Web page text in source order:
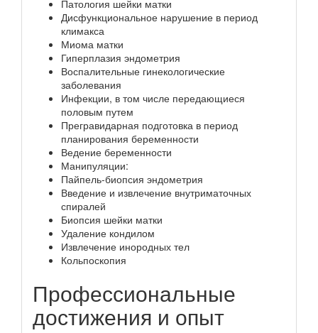
Патология шейки матки
Дисфункциональное нарушение в период
климакса
Миома матки
Гиперплазия эндометрия
Воспалительные гинекологические
заболевания
Инфекции, в том числе передающиеся
половым путем
Прегравидарная подготовка в период
планирования беременности
Ведение беременности
Манипуляции:
Пайпель-биопсия эндометрия
Введение и извлечение внутриматочных
спиралей
Биопсия шейки матки
Удаление кондилом
Извлечение инородных тел
Кольпоскопия
Профессиональные
достижения и опыт